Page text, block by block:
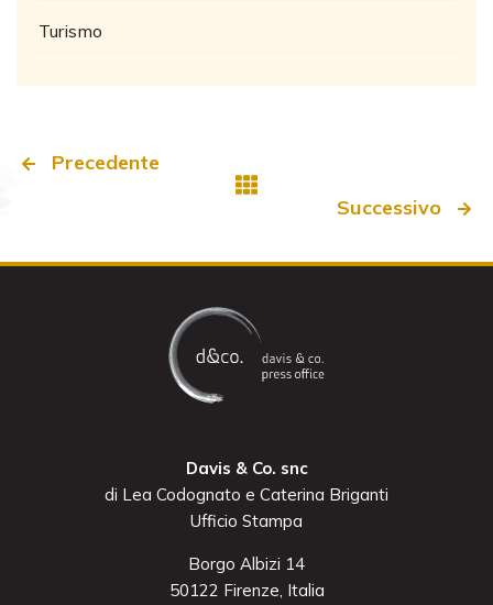
Turismo
Precedente
Successivo
Davis & Co. snc
di Lea Codognato e Caterina Briganti
Ufficio Stampa
Borgo Albizi 14
50122 Firenze, Italia